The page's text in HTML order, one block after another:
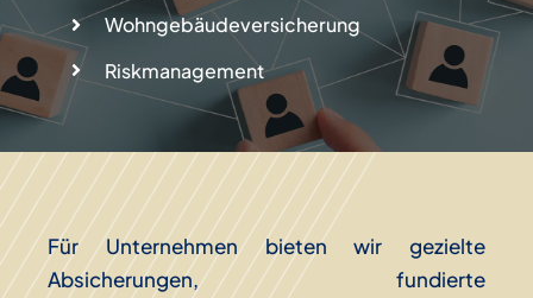
Wohngebäudeversicherung
Riskmanagement
Für Unternehmen bieten wir gezielte
Absicherungen, fundierte